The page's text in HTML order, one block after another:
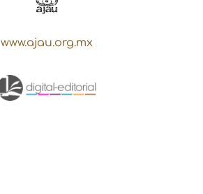
www.ajau.org.mx